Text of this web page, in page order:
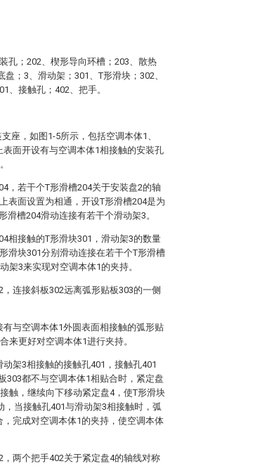
孔；202、楔形导向环槽；203、散热
；3、滑动架；301、T形滑块；302、
、接触孔；402、把手。
座，如图1-5所示，包括空调本体1、
面开设有与空调本体1相接触的安装孔
，若干个T形滑槽204关于安装盘2的轴
表面设置为相通，开设T形滑槽204是为
滑槽204滑动连接有若干个滑动架3。
相接触的T形滑块301，滑动架3的数量
滑块301分别滑动连接在若干个T形滑槽
架3来实现对空调本体1的夹持。
连接斜板302远离弧形贴板303的一侧
与空调本体1外圆表面相接触的弧形贴
来更好对空调本体1进行夹持。
架3相接触的接触孔401，接触孔401
303都不与空调本体1相贴合时，紧定盘
触，继续向下移动紧定盘4，使T形滑块
当接触孔401与滑动架3相接触时，弧
完成对空调本体1的夹持，使空调本体
两个把手402关于紧定盘4的轴线对称